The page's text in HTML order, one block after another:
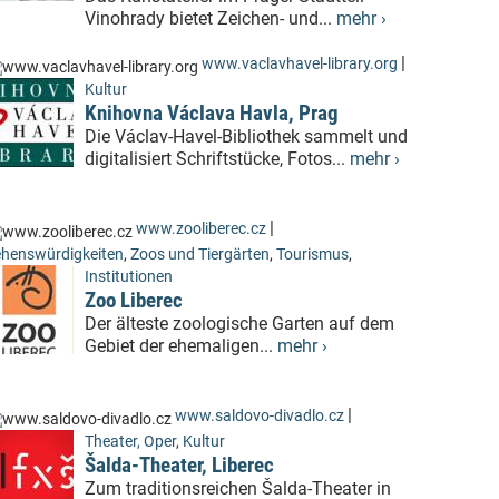
Vinohrady bietet Zeichen- und... mehr ›
www.vaclavhavel-library.org |
Kultur
Knihovna Václava Havla, Prag
Die Václav-Havel-Bibliothek sammelt und
digitalisiert Schriftstücke, Fotos... mehr ›
www.zooliberec.cz |
, Zoos und Tiergärten, Tourismus,
Institutionen
Zoo Liberec
Der älteste zoologische Garten auf dem
Gebiet der ehemaligen... mehr ›
www.saldovo-divadlo.cz |
Theater, Oper, Kultur
Šalda-Theater, Liberec
Zum traditionsreichen Šalda-Theater in